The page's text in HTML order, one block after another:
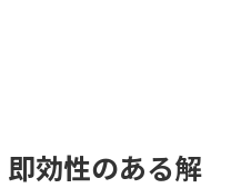
効性のある解